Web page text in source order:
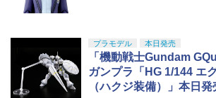
プラモデル 本日発売
「機動戦士Gundam
ガンプラ「HG 1/144 エ
（ハクジ装備）」本日発